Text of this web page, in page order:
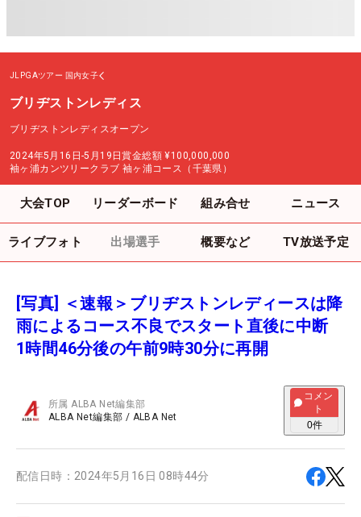
JLPGAツアー 国内女子
ブリヂストンレディス
ブリヂストンレディスオープン
2024年5月16日-5月19日賞金総額 ¥100,000,000
袖ヶ浦カンツリークラブ 袖ヶ浦コース（千葉県）
大会TOP リーダーボード 組み合せ ニュース
ライブフォト 出場選手 概要など TV放送予定
[写真] ＜速報＞ブリヂストンレディースは降
雨によるコース不良でスタート直後に中断
1時間46分後の午前9時30分に再開
所属ALBA Net編集部
ALBA Net編集部 / ALBA Net
コメン
ト
0件
配信日時： 2024年5月16日 08時44分